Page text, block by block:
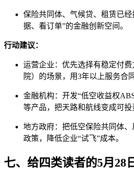
保险共同体、气候贷、租赁已
据、看订单”的金融创新空间。
行动建议：
运营企业：优先选择有稳定付
院）的场景，用3年以上服务合
金融机构：开发“低空收益权
等产品，把天路和航线变成可投
地方政府：把低空保险共同体
政策，降低企业“试飞”成本。
七、给四类读者的5月28